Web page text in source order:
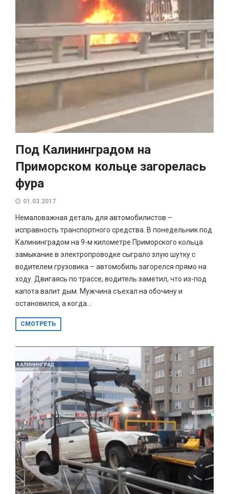
Под Калининградом на
Приморском кольце загорелась
фура
01.03.2017
Немаловажная деталь для автомобилистов –
исправность транспортного средства. В понедельник под
Калининградом на 9-м километре Приморского кольца
замыкание в электропроводке сыграло злую шутку с
водителем грузовика – автомобиль загорелся прямо на
ходу. Двигаясь по трассе, водитель заметил, что из-под
капота валит дым. Мужчина съехал на обочину и
остановился, а когда...
СМОТРЕТЬ